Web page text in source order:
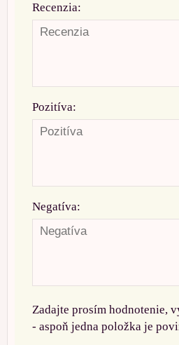
Recenzia:
Pozitíva:
Negatíva:
Zadajte prosím hodnotenie,
- aspoň jedna položka je